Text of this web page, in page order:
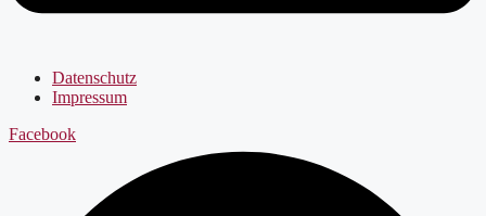
Datenschutz
Impressum
Facebook